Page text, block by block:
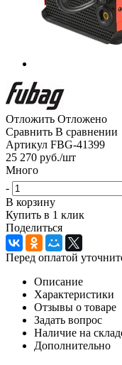
Отложить Отложено
Сравнить В сравнении
Артикул FBG-41399
25 270 руб./шт
Много
-
В корзину
Купить в 1 клик
Поделиться
Перед оплатой
Описание
Характеристики
Отзывы о товаре
Задать вопрос
Наличие на
Дополнительно